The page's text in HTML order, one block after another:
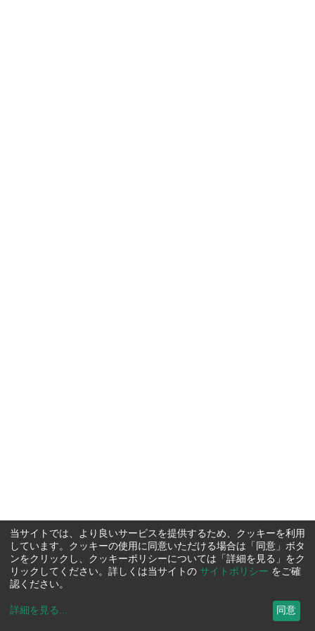
当サイトでは、より良いサービスを提供するため、クッキーを利用
しています。クッキーの使用に同意いただける場合は「同意」ボタ
ンをクリックし、クッキーポリシーについては「詳細を見る」をク
リックしてください。詳しくは当サイトの サイトポリシー をご確
認ください。
詳細を見る ... 同意